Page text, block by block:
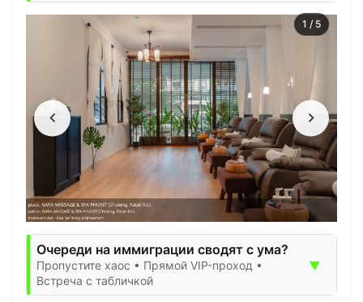
1 / 5
Очереди на иммиграции сводят с ума?
Пропустите хаос • Прямой VIP-проход •
Встреча с табличкой
▼